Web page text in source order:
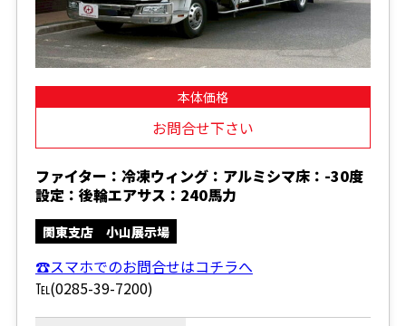
本体価格
お問合せ下さい
ファイター：冷凍ウィング：アルミシマ床：-30度
設定：後輪エアサス：240馬力
関東支店 小山展示場
☎スマホでのお問合せはコチラへ
℡(0285-39-7200)